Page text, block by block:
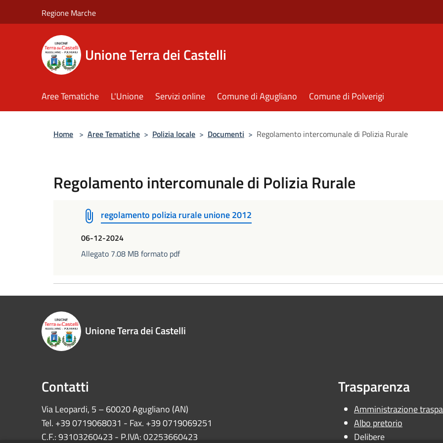
Regione Marche
Unione Terra dei Castelli
Aree Tematiche L'Unione Servizi online Comune di Agugliano Comune di Polverigi
Home > Aree Tematiche > Polizia locale > Documenti > Regolamento intercomunale di Polizia Rurale
Regolamento intercomunale di Polizia Rurale
regolamento polizia rurale unione 2012
06-12-2024
Allegato 7.08 MB formato pdf
Unione Terra dei Castelli
Contatti
Via Leopardi, 5 – 60020 Agugliano (AN)
Tel. +39 0719068031 - Fax. +39 0719069251
C.F.: 93103260423 - P.IVA: 02253660423
Trasparenza
Amministrazione
Albo pretorio
Delibere